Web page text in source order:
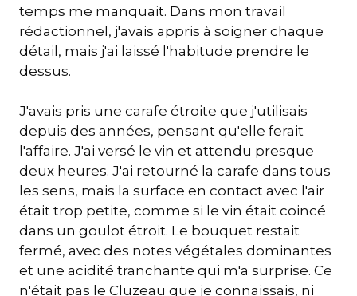
temps me manquait. Dans mon travail
rédactionnel, j'avais appris à soigner chaque
détail, mais j'ai laissé l'habitude prendre le
dessus.
J'avais pris une carafe étroite que j'utilisais
depuis des années, pensant qu'elle ferait
l'affaire. J'ai versé le vin et attendu presque
deux heures. J'ai retourné la carafe dans tous
les sens, mais la surface en contact avec l'air
était trop petite, comme si le vin était coincé
dans un goulot étroit. Le bouquet restait
fermé, avec des notes végétales dominantes
et une acidité tranchante qui m'a surprise. Ce
n'était pas le Cluzeau que je connaissais, ni